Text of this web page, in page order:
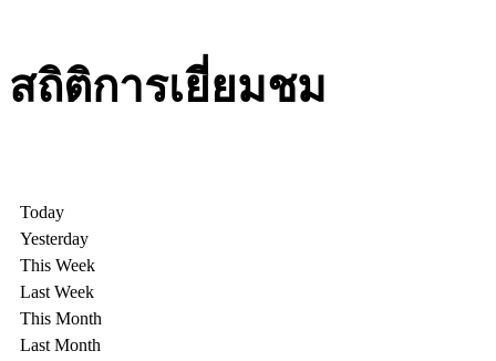
สถิติการเยี่ยมชม
Today
Yesterday
This Week
Last Week
This Month
Last Month